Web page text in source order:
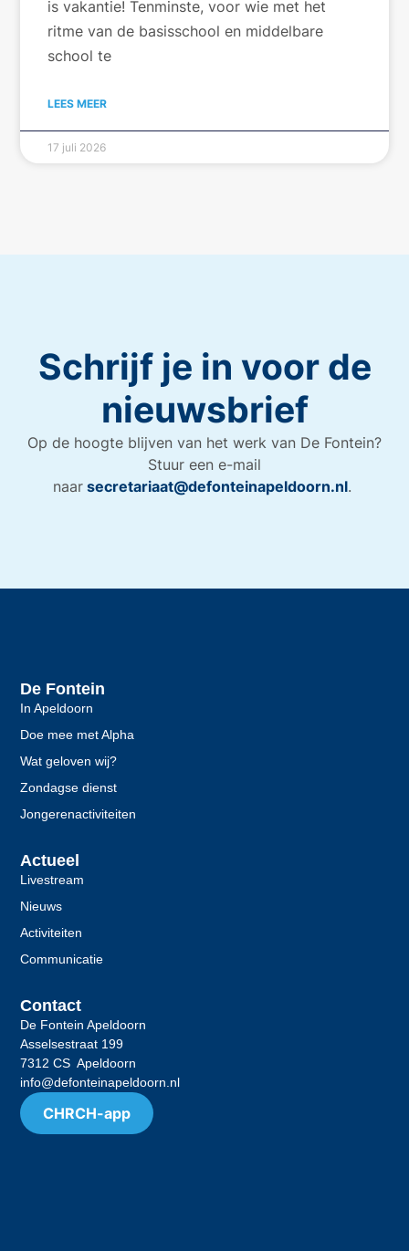
is vakantie! Tenminste, voor wie met het
ritme van de basisschool en middelbare
school te
LEES MEER
17 juli 2026
Schrijf je in voor de
nieuwsbrief
Op de hoogte blijven van het werk van De Fontein?
Stuur een e-mail
naar secretariaat@defonteinapeldoorn.nl.
De Fontein
In Apeldoorn
Doe mee met Alpha
Wat geloven wij?
Zondagse dienst
Jongerenactiviteiten
Actueel
Livestream
Nieuws
Activiteiten
Communicatie
Contact
De Fontein Apeldoorn
Asselsestraat 199
7312 CS Apeldoorn
info@defonteinapeldoorn.nl
CHRCH-app